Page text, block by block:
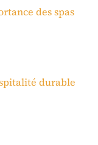
des spas
durable